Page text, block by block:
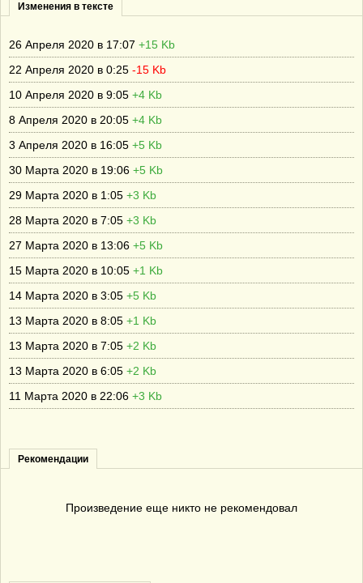
Изменения в тексте
26 Апреля 2020 в 17:07 +15 Kb
22 Апреля 2020 в 0:25 -15 Kb
10 Апреля 2020 в 9:05 +4 Kb
8 Апреля 2020 в 20:05 +4 Kb
3 Апреля 2020 в 16:05 +5 Kb
30 Марта 2020 в 19:06 +5 Kb
29 Марта 2020 в 1:05 +3 Kb
28 Марта 2020 в 7:05 +3 Kb
27 Марта 2020 в 13:06 +5 Kb
15 Марта 2020 в 10:05 +1 Kb
14 Марта 2020 в 3:05 +5 Kb
13 Марта 2020 в 8:05 +1 Kb
13 Марта 2020 в 7:05 +2 Kb
13 Марта 2020 в 6:05 +2 Kb
11 Марта 2020 в 22:06 +3 Kb
Рекомендации
Произведение еще никто не рекомендовал